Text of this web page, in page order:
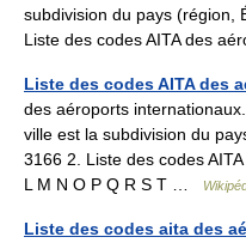
subdivision du pays (région,
Liste des codes AITA des
Liste des codes AITA des
des aéroports
ville est la subdivision du
3166 2. Liste des codes
L M N O P Q R S T …
Liste des codes aita des